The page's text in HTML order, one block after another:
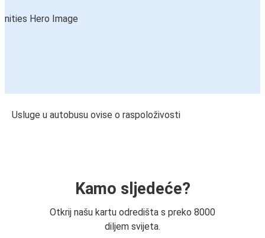
Usluge u autobusu ovise o raspoloživosti
Kamo sljedeće?
Otkrij našu kartu odredišta s preko 8000
diljem svijeta.